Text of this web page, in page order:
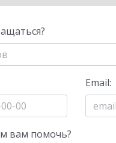
Email:
вам помочь?